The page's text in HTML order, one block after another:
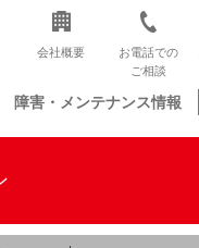
会社概要
お電話での
ご相談
障害・メンテナンス情報